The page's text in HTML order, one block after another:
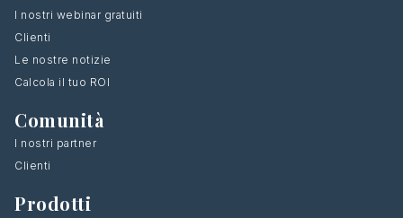
I nostri webinar gratuiti
Clienti
Le nostre notizie
Calcola il tuo ROI
Comunità
I nostri partner
Clienti
Prodotti